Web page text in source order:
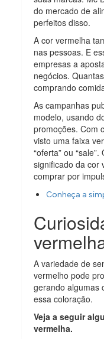
do mercado de
perfeitos disso.
A cor vermelha
nas pessoas. E
empresas a
negócios.
comprando
As campanhas
modelo, usando
promoções. Com
visto uma faixa
“oferta” ou
significado da cor
comprar por
Conheça a
A variedade de
vermelho pode
gerando algumas
essa coloração.
Veja a seguir
vermelha.